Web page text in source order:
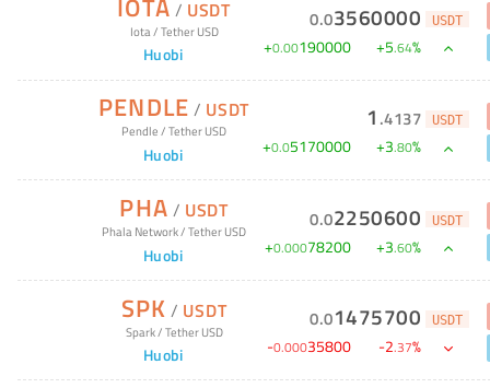
/ USDT
Iota/Tether USD
Huobi
0.03560000 USDT
+0.00190000 +5.64%
PENDLE / USDT
Pendle/Tether USD
Huobi
1 .4137 USDT
+0.05170000 +3.80%
PHA / USDT
Phala Network/Tether USD
Huobi
0.02250600 USDT
+0.00078200 +3.60%
SPK / USDT
Spark/Tether USD
Huobi
0.01475700 USDT
-0.00035800 -2.37%